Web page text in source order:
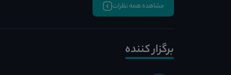
مشاهده همه نظرات
برگزار کننده